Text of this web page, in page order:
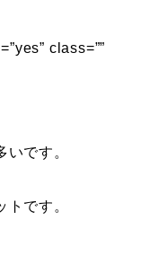
class=””
です。
です。